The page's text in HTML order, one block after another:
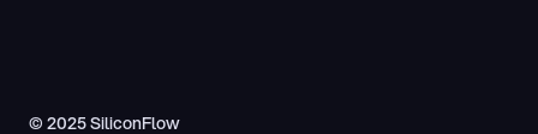
© 2025 SiliconFlow